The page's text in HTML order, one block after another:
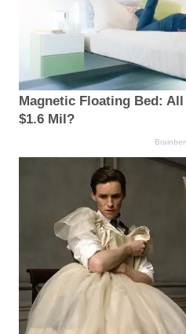
Magnetic Floating Bed:
$1.6 Mil?